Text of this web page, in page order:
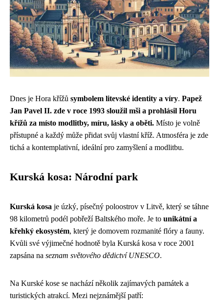
Dnes je Hora křížů symbolem litevské identity a víry. Papež
Jan Pavel II. zde v roce 1993 sloužil mši a prohlásil Horu
křížů za místo modlitby, míru, lásky a oběti. Místo je volně
přístupné a každý může přidat svůj vlastní kříž. Atmosféra je zde
tichá a kontemplativní, ideální pro zamyšlení a modlitbu.
Kurská kosa: Národní park
Kurská kosa je úzký, písečný poloostrov v Litvě, který se táhne
98 kilometrů podél pobřeží Baltského moře. Je to unikátní a
křehký ekosystém, který je domovem rozmanité flóry a fauny.
Kvůli své výjimečné hodnotě byla Kurská kosa v roce 2001
zapsána na seznam světového dědictví UNESCO.
Na Kurské kose se nachází několik zajímavých památek a
turistických atrakcí. Mezi nejznámější patří: